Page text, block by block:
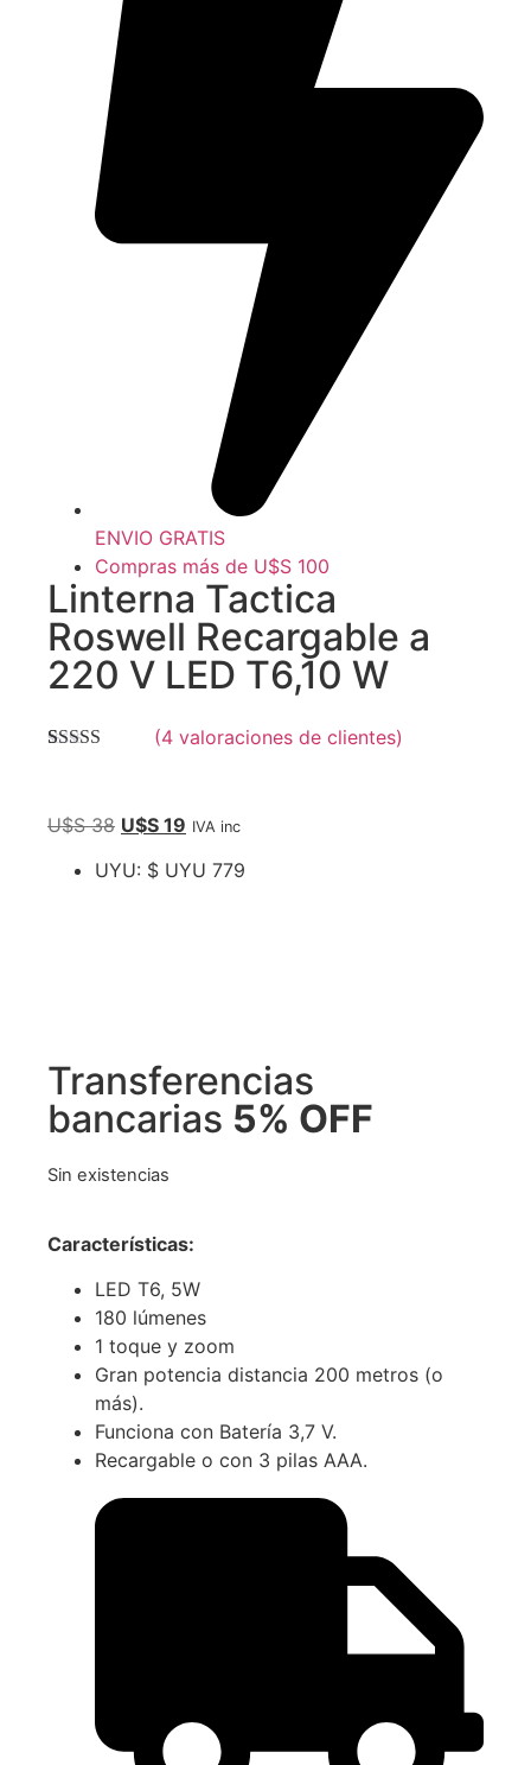
ENVIO GRATIS
Compras más de U$S 100
Linterna Tactica
Roswell Recargable a
220 V LED T6,10 W
valoraciones
de clientes
(4 valoraciones de clientes)
U$S38 U$S 19 IVA inc
UYU: $ UYU 779
Transferencias
bancarias 5% OFF
Sin existencias
Características:
LED T6, 5W
180 lúmenes
1 toque y zoom
Gran potencia distancia 200 metros (o
más).
Funciona con Batería 3,7 V.
Recargable o con 3 pilas AAA.